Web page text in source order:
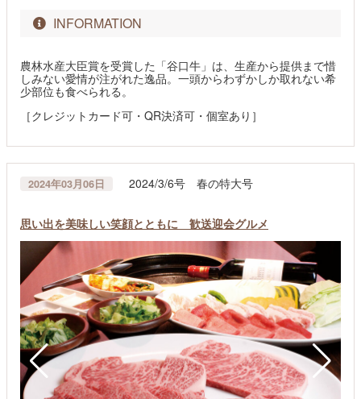
INFORMATION
農林水産大臣賞を受賞した「谷口牛」は、生産から提供まで惜
しみない愛情が注がれた逸品。一頭からわずかしか取れない希
少部位も食べられる。
［クレジットカード可・QR決済可・個室あり］
2024年03月06日 2024/3/6号 春の特大号
思い出を美味しい笑顔とともに 歓送迎会グルメ